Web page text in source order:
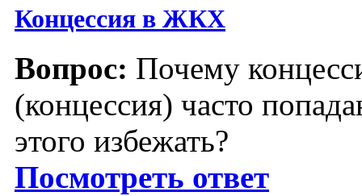
Концессия в ЖКХ
Вопрос: Почему
(концессия) часто
этого избежать?
Посмотреть ответ